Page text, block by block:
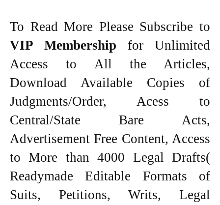
To Read More Please Subscribe to
VIP Membership for Unlimited
Access to All the Articles,
Download Available Copies of
Judgments/Order, Acess to
Central/State Bare Acts,
Advertisement Free Content, Access
to More than 4000 Legal Drafts(
Readymade Editable Formats of
Suits, Petitions, Writs, Legal